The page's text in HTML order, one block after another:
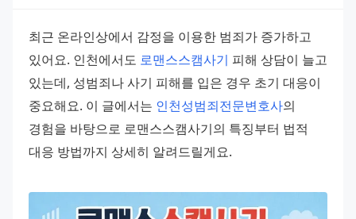
최근 온라인상에서 감정을 이용한 범죄가 증가하고
있어요. 인천에서도 로맨스스캠사기 피해 상담이 늘고
있는데, 성범죄나 사기 피해를 입은 경우 초기 대응이
중요해요. 이 글에서는 인천성범죄전문변호사의
경험을 바탕으로 로맨스스캠사기의 특징부터 법적
대응 방법까지 상세히 알려드릴게요.